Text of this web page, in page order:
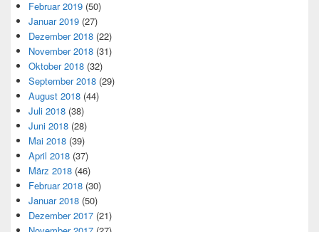
Februar 2019 (50)
Januar 2019 (27)
Dezember 2018 (22)
November 2018 (31)
Oktober 2018 (32)
September 2018 (29)
August 2018 (44)
Juli 2018 (38)
Juni 2018 (28)
Mai 2018 (39)
April 2018 (37)
März 2018 (46)
Februar 2018 (30)
Januar 2018 (50)
Dezember 2017 (21)